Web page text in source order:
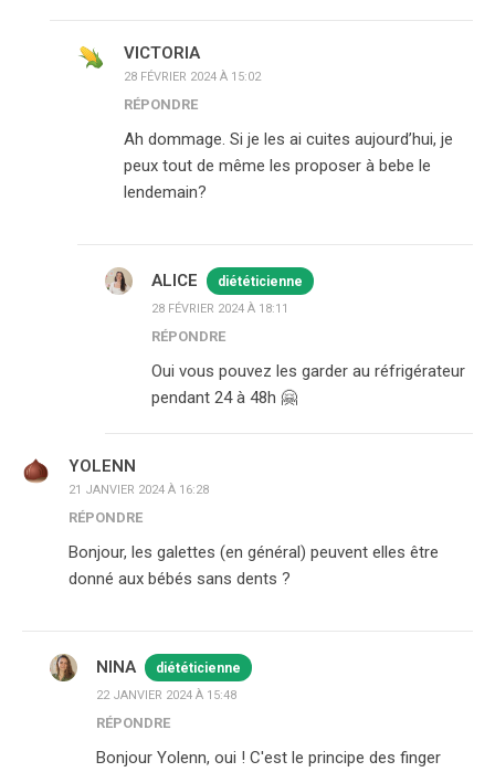
VICTORIA
28 FÉVRIER 2024 À 15:02
RÉPONDRE
Ah dommage. Si je les ai cuites aujourd’hui, je
peux tout de même les proposer à bebe le
lendemain?
ALICE diététicienne
28 FÉVRIER 2024 À 18:11
RÉPONDRE
Oui vous pouvez les garder au réfrigérateur
pendant 24 à 48h 🤗
YOLENN
21 JANVIER 2024 À 16:28
RÉPONDRE
Bonjour, les galettes (en général) peuvent elles être
donné aux bébés sans dents ?
NINA diététicienne
22 JANVIER 2024 À 15:48
RÉPONDRE
Bonjour Yolenn, oui ! C'est le principe des finger